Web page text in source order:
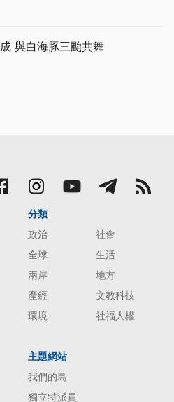
與白海豚三颱共舞
分類
政治
社會
全球
生活
兩岸
地方
產經
文教科技
環境
社福人權
主題網站
我們的島
獨立特派員